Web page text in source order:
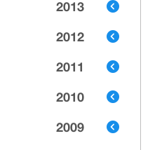
2013
2012
2011
2010
2009